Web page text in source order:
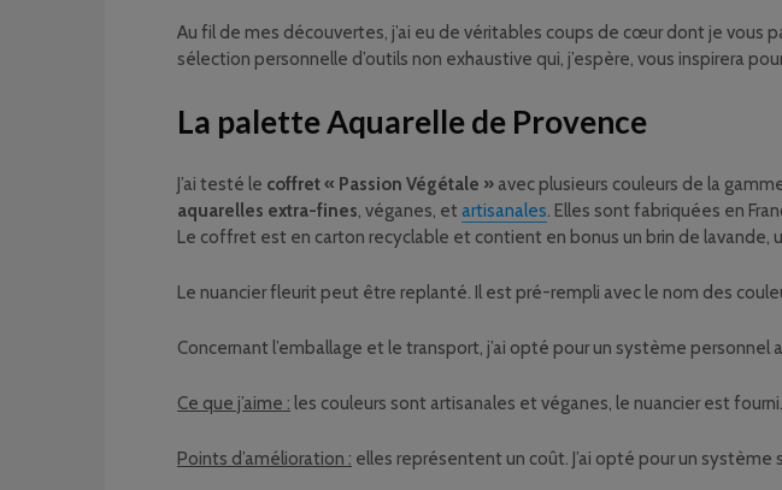
Au fil de mes découvertes, j’ai eu de véritables coups de cœur dont je
sélection personnelle d’outils non exhaustive qui, j’espère, vous inspirera
La palette Aquarelle de Provence
J’ai testé le coffret « Passion Végétale » avec plusieurs couleurs de la
aquarelles extra-fines, véganes, et artisanales. Elles sont fabriquées en
Le coffret est en carton recyclable et contient en bonus un brin de lavande,
Le nuancier fleurit peut être replanté. Il est pré-rempli avec le nom des
Concernant l’emballage et le transport, j’ai opté pour un système personnel
Ce que j’aime : les couleurs sont artisanales et véganes, le nuancier est
Points d’amélioration : elles représentent un coût. J’ai opté pour un